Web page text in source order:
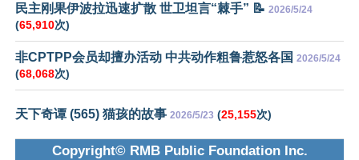
民主刚果伊波拉迅速扩散 世卫坦言“棘手” 📝 2026/5/24
(65,910次)
非CPTPP会员却擅办活动 中共动作粗鲁惹怒各国 2026/5/24
(68,068次)
天下奇谭 (565) 猫孩的故事 2026/5/23 (25,155次)
Copyright© RMB Public Foundation Inc.